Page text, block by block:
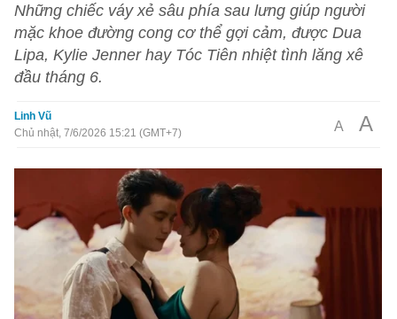
Những chiếc váy xẻ sâu phía sau lưng giúp người
mặc khoe đường cong cơ thể gợi cảm, được Dua
Lipa, Kylie Jenner hay Tóc Tiên nhiệt tình lăng xê
đầu tháng 6.
Linh Vũ
Chủ nhật, 7/6/2026 15:21 (GMT+7)
A A